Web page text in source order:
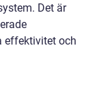
Det är
effektivitet och